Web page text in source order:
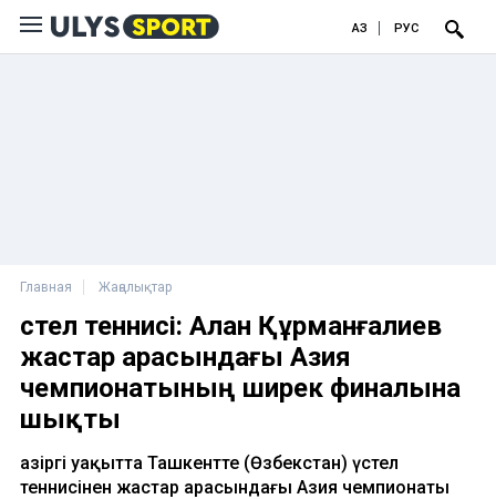
ҚАЗ РУС
Главная Жаңалықтар
Үстел теннисі: Алан Құрманғалиев
жастар арасындағы Азия
чемпионатының ширек финалына
шықты
Қазіргі уақытта Ташкентте (Өзбекстан) үстел
теннисінен жастар арасындағы Азия чемпионаты